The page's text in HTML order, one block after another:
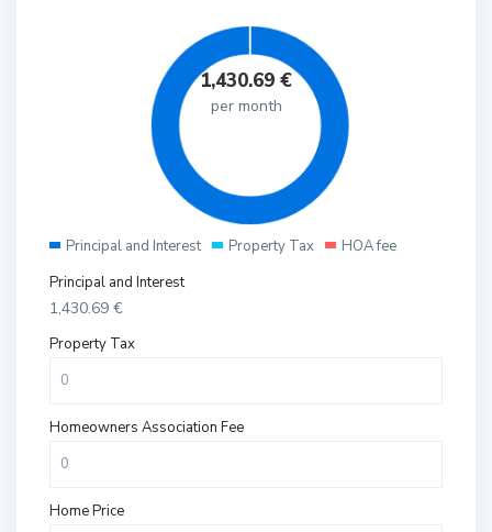
1,430.69 €
per month
Principal and Interest Property Tax
HOA fee
Principal and Interest
1,430.69 €
Property Tax
Homeowners Association Fee
Home Price